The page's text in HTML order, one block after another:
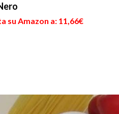
su Amazon a: 11,66€